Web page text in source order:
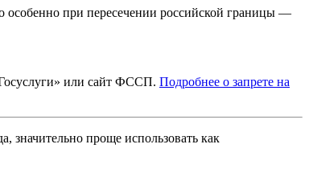
особенно при пересечении российской границы —
или сайт ФССП. Подробнее о запрете на
значительно проще использовать как